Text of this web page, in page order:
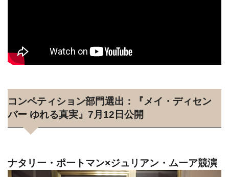
コンペティション部門選出：『メイ・ディセン
バー ゆれる真実』7月12日公開
ナタリー・ポートマン×ジュリアン・ムーア競演